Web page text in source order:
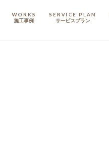
WORKS
施工事例
SERVICE PLAN
サービスプラン